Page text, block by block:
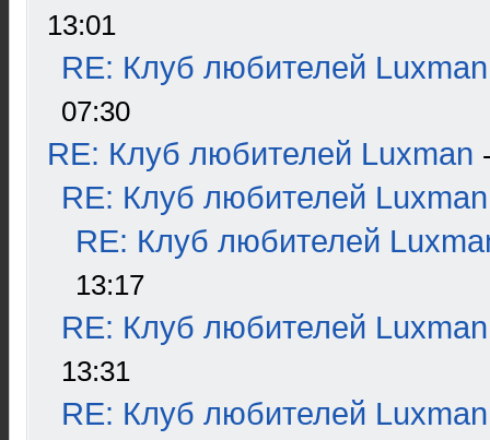
13:01
RE: Клуб любителей Luxman
07:30
RE: Клуб любителей Luxman
RE: Клуб любителей Luxman
RE: Клуб любителей
13:17
RE: Клуб любителей Luxman
13:31
RE: Клуб любителей Luxman